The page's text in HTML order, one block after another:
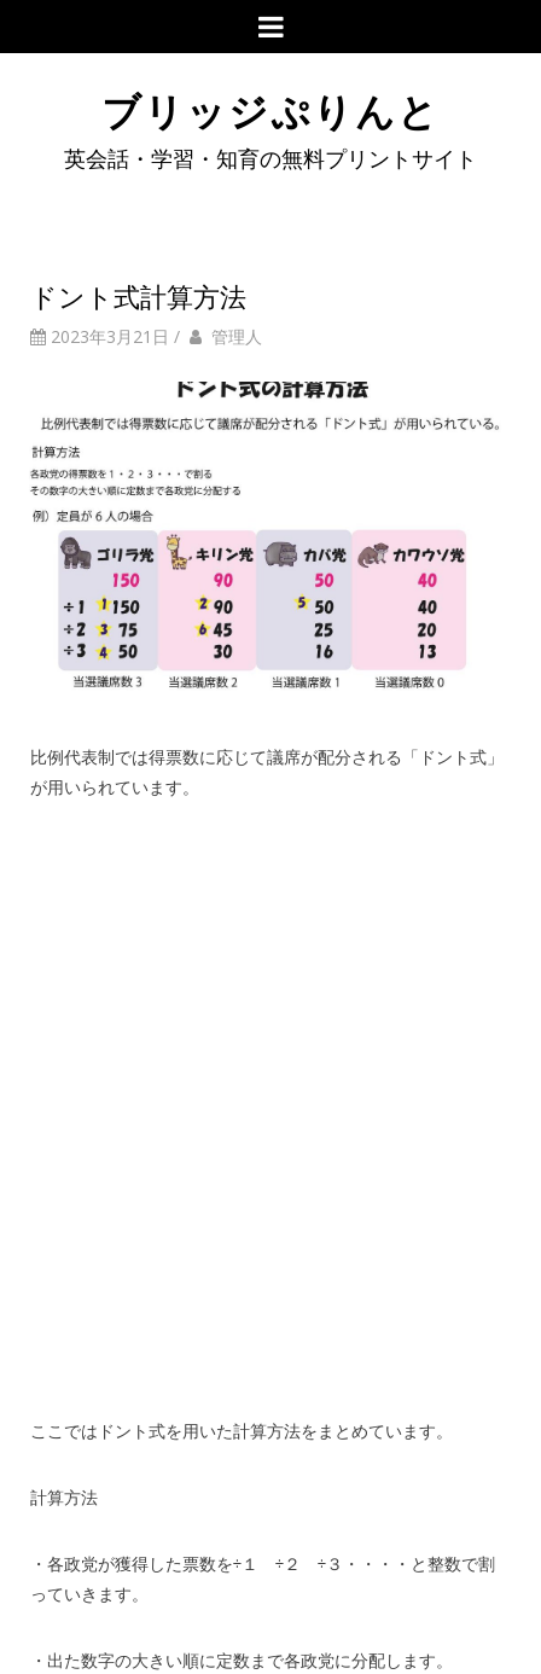
ブリッジぷりんと
英会話・学習・知育の無料プリントサイト
ドント式計算方法
2023年3月21日 / 管理人
比例代表制では得票数に応じて議席が配分される「ドント式」
が用いられています。
ここではドント式を用いた計算方法をまとめています。
計算方法
・各政党が獲得した票数を÷１ ÷２ ÷３・・・・と整数で割
っていきます。
・出た数字の大きい順に定数まで各政党に分配します。